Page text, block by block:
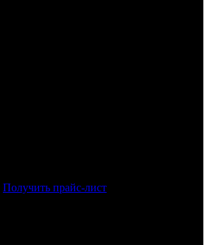
Получить прайс-лист